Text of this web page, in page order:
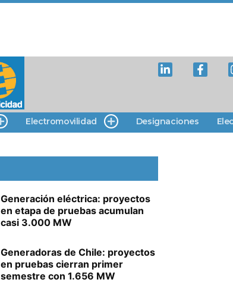
Electromovilidad Designaciones
Generación eléctrica: proyectos
en etapa de pruebas acumulan
casi 3.000 MW
Generadoras de Chile: proyectos
en pruebas cierran primer
semestre con 1.656 MW